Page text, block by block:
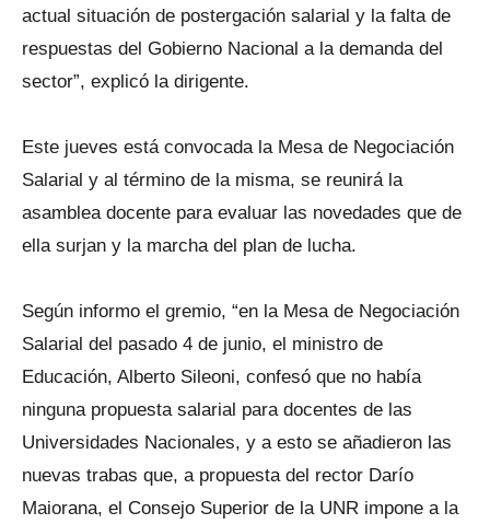
actual situación de postergación salarial y la falta de
respuestas del Gobierno Nacional a la demanda del
sector”, explicó la dirigente.
Este jueves está convocada la Mesa de Negociación
Salarial y al término de la misma, se reunirá la
asamblea docente para evaluar las novedades que de
ella surjan y la marcha del plan de lucha.
Según informo el gremio, “en la Mesa de Negociación
Salarial del pasado 4 de junio, el ministro de
Educación, Alberto Sileoni, confesó que no había
ninguna propuesta salarial para docentes de las
Universidades Nacionales, y a esto se añadieron las
nuevas trabas que, a propuesta del rector Darío
Maiorana, el Consejo Superior de la UNR impone a la